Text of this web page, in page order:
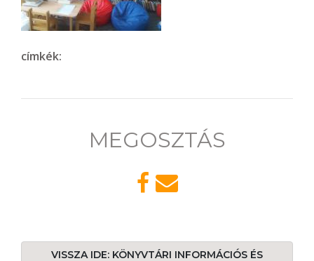
címkék:
MEGOSZTÁS
VISSZA IDE: KÖNYVTÁRI INFORMÁCIÓS ÉS